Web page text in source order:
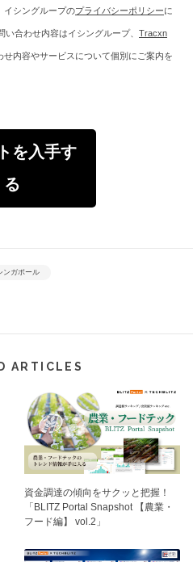
イシングループのプライバシーポリシーに
合わせ内容はイシングループ、 Tracxn
内容やサービスについて個別にご案内を
を入手す
る
ンガポール
ARTICLES
資⾦調達の傾向をサクッと把握！
「BLITZ Portal Snapshot 【農業・
フード編】 vol.2」